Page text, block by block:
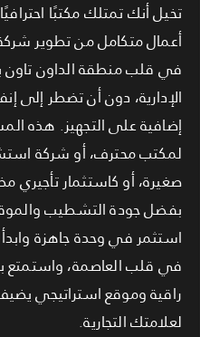
تخيل أنك تمتلك مكتبًا
في قلب منطقة الداون تاون
الإدارية، دون أن تضطر إلى
إضافية على التجهيز. هذه
لمكتب محترف، أو شركة
صغيرة، أو كاستثمار تأجيري
بفضل جودة التشطيب
استثمر في وحدة جاهزة
في قلب العاصمة، واستمتع
راقية وموقع استراتيجي
لعلامتك التجارية.